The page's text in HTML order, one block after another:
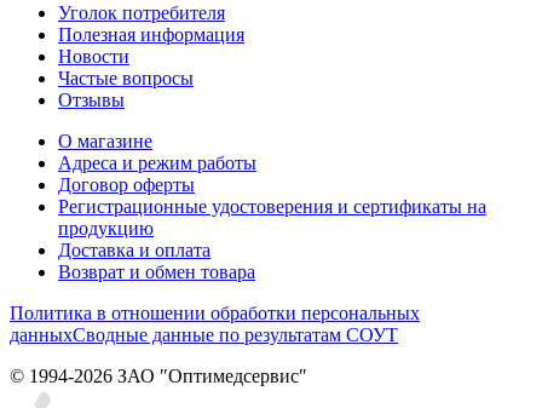
Уголок потребителя
Полезная информация
Новости
Частые вопросы
Отзывы
О магазине
Адреса и режим работы
Договор оферты
Регистрационные удостоверения и сертификаты на
продукцию
Доставка и оплата
Возврат и обмен товара
Политика в отношении обработки персональных
данныхСводные данные по результатам СОУТ
© 1994-2026 ЗАО ″Оптимедсервис″